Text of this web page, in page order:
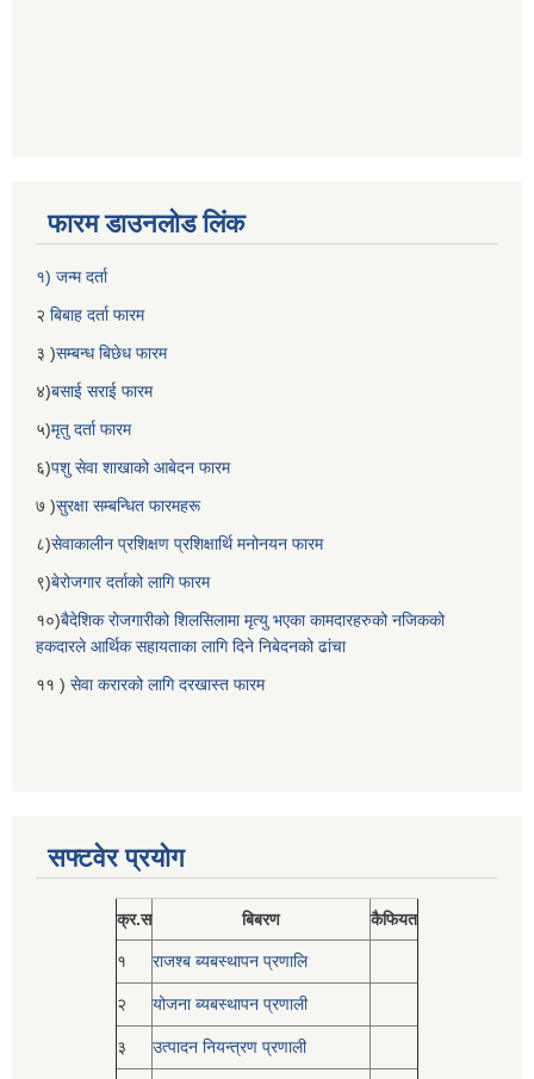
फारम डाउनलोड लिंक
१) जन्म दर्ता
२ बिबाह दर्ता फारम
३ )सम्बन्ध बिछेध फारम
४)बसाई सराई फारम
५)मृतु दर्ता फारम
६)पशु सेवा शाखाको आबेदन फारम
७ )सुरक्षा सम्बन्धित फारमहरू
८)सेवाकालीन प्रशिक्षण प्रशिक्षार्थि मनोनयन फारम
९)बेरोजगार दर्ताको लागि फारम
१०)बैदेशिक रोजगारीको शिलसिलामा मृत्यु भएका कामदारहरुको नजिकको
हकदारले आर्थिक सहायताका लागि दिने निबेदनको ढांचा
११ ) सेवा करारको लागि दरखास्त फारम
सफ्टवेर प्रयोग
क्र.स बिबरण कैफियत
१ राजश्ब ब्यबस्थापन प्रणालि
२ योजना ब्यबस्थापन प्रणाली
३ उत्पादन नियन्त्रण प्रणाली